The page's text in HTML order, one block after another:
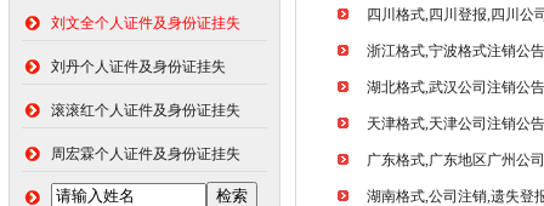
刘文全个人证件及身份证挂失
刘丹个人证件及身份证挂失
滚滚红个人证件及身份证挂失
周宏霖个人证件及身份证挂失
四川格式,四川登报,四川公
浙江格式,宁波格式注销公
湖北格式,武汉公司注销公
天津格式,天津公司注销公
广东格式,广东地区广州公
湖南格式,公司注销,遗失登